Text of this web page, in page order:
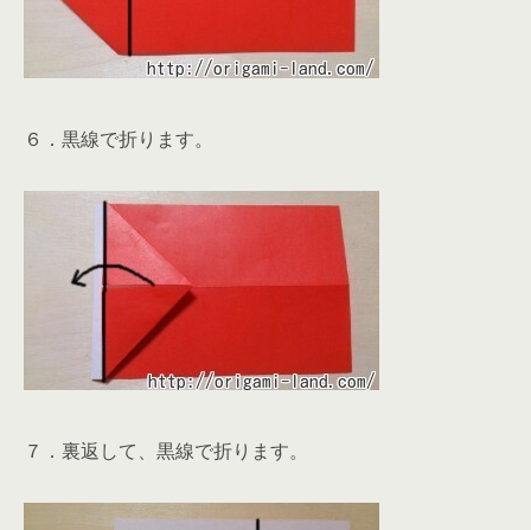
６．黒線で折ります。
７．裏返して、黒線で折ります。